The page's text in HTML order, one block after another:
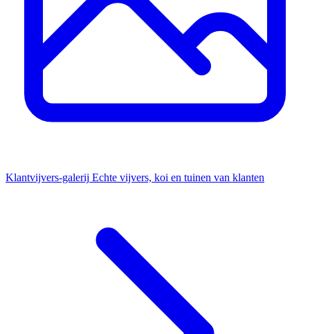
Klantvijvers-galerij Echte vijvers, koi en tuinen van klanten